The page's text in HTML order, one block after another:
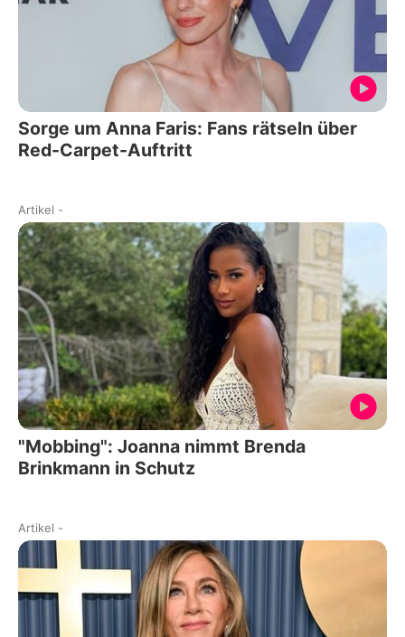
Sorge um Anna Faris: Fans rätseln über
Red-Carpet-Auftritt
Artikel -
"Mobbing": Joanna nimmt Brenda
Brinkmann in Schutz
Artikel -